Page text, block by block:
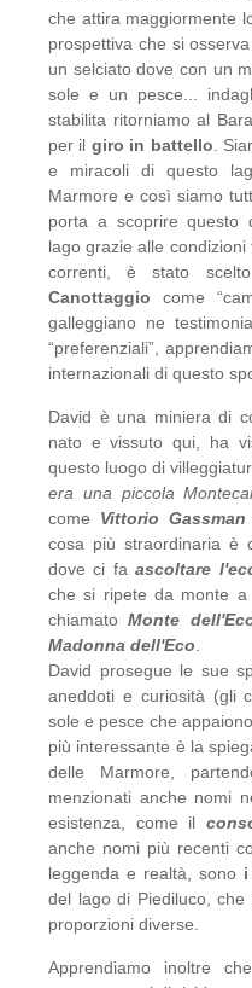
che attira maggiormente
prospettiva che si
un selciato dove con un
sole e un pesce...
stabilita ritorniamo al
per il giro in battello .
e miracoli di questo
Marmore e così siamo
porta a scoprire questo
lago grazie alle
correnti, è stato
Canottaggio come
galleggiano ne
“preferenziali”,
internazionali di questo
David è una miniera di
nato e vissuto qui, ha
questo luogo di
era una piccola
come
Vittorio Gassman
cosa più straordinaria è
dove ci faascoltare
che si ripete da monte
chiamatoMonte
Madonna dell'Eco
David prosegue le sue
aneddoti e curiosità (gli
sole e pesce che
più interessante è la
delle Marmore,
menzionati anche nomi
esistenza, come il
anche nomi più recenti
leggenda e realtà, sono i
del lago di Piediluco,
proporzioni diverse.
Apprendiamo inoltre